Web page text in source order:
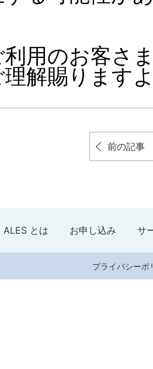
利用のお客さ
理解賜ります
前の記事
ALES とは お申し込み サ
プライバシーポ